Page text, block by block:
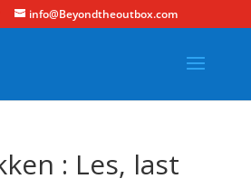
info@Beyondtheoutbox.com
: Les, last